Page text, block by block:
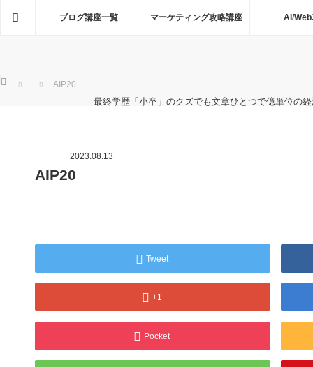
ホームブログ講座一覧 マーケティング攻略講座 AI/
最終学歴「小卒」のクズでも文章ひとつで億単位の
ホーム AIP20
2023.08.13
AIP20
Tweet
+1
Pocket